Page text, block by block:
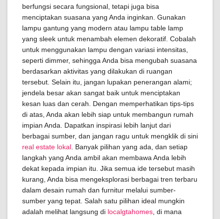
berfungsi secara fungsional, tetapi juga bisa
menciptakan suasana yang Anda inginkan. Gunakan
lampu gantung yang modern atau lampu table lamp
yang sleek untuk menambah elemen dekoratif. Cobalah
untuk menggunakan lampu dengan variasi intensitas,
seperti dimmer, sehingga Anda bisa mengubah suasana
berdasarkan aktivitas yang dilakukan di ruangan
tersebut. Selain itu, jangan lupakan penerangan alami;
jendela besar akan sangat baik untuk menciptakan
kesan luas dan cerah. Dengan memperhatikan tips-tips
di atas, Anda akan lebih siap untuk membangun rumah
impian Anda. Dapatkan inspirasi lebih lanjut dari
berbagai sumber, dan jangan ragu untuk mengklik di sini
real estate lokal . Banyak pilihan yang ada, dan setiap
langkah yang Anda ambil akan membawa Anda lebih
dekat kepada impian itu. Jika semua ide tersebut masih
kurang, Anda bisa mengeksplorasi berbagai tren terbaru
dalam desain rumah dan furnitur melalui sumber-
sumber yang tepat. Salah satu pilihan ideal mungkin
adalah melihat langsung di localgtahomes , di mana